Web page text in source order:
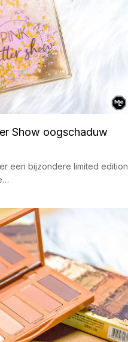
Show oogschaduw
een bijzondere limited edition